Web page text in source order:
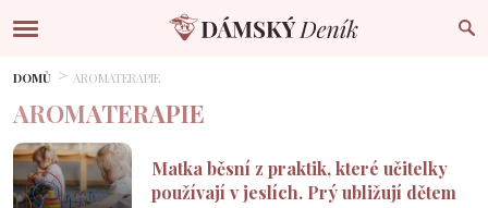
DOMŮ AROMATERAPIE
AROMATERAPIE
Matka běsní z praktik, které učitelky
používají v jeslích. Prý ubližují dětem